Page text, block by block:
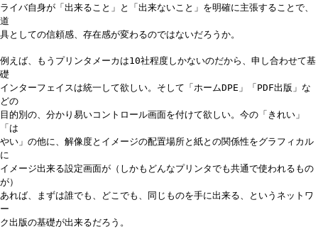
ライバ自身が「出来ること」と「出来ないこと」を明確に主張することで、
道
具としての信頼感、存在感が変わるのではないだろうか。
例えば、もうプリンタメーカは10社程度しかないのだから、申し合わせて基
礎
インターフェイスは統一して欲しい。そして「ホームDPE」「PDF出版」な
どの
目的別の、分かり易いコントロール画面を付けて欲しい。今の「きれい」
「は
やい」の他に、解像度とイメージの配置場所と紙との関係性をグラフィカル
に
イメージ出来る設定画面が（しかもどんなプリンタでも共通で使われるもの
が）
あれば、まずは誰でも、どこでも、同じものを手に出来る、というネットワ
ー
ク出版の基礎が出来るだろう。